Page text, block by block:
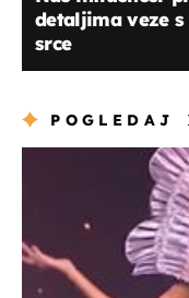
detaljima veze
srce
POGLEDAJ